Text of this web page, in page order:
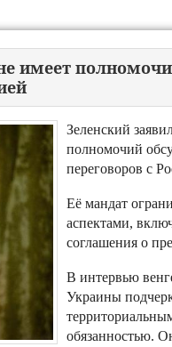
имеет
Зеленский
полномочий
переговоров с
Её мандат
аспектами,
соглашения о
В интервью
Украины
обязанностью.